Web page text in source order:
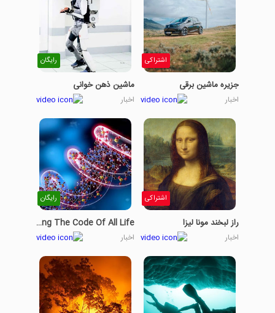
اشتراکی
جزیره ماشین برقی
اخبار
رایگان
ماشین ذهن خوانی
اخبار
اشتراکی
راز لبخند مونا لیزا
اخبار
رایگان
Discovering The Code Of All Life
اخبار